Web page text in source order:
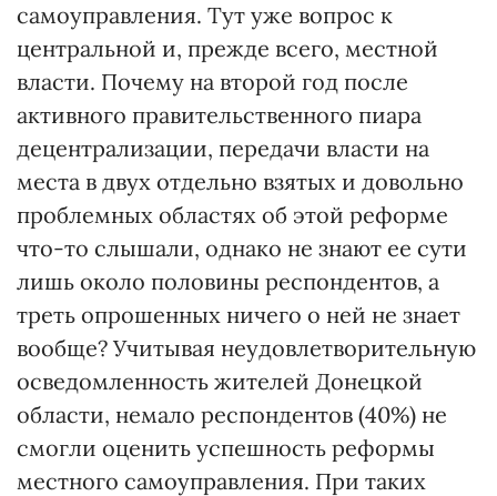
самоуправления. Тут уже вопрос к
центральной и, прежде всего, местной
власти. Почему на второй год после
активного правительственного пиара
децентрализации, передачи власти на
места в двух отдельно взятых и довольно
проблемных областях об этой реформе
что-то слышали, однако не знают ее сути
лишь около половины респондентов, а
треть опрошенных ничего о ней не знает
вообще? Учитывая неудовлетворительную
осведомленность жителей Донецкой
области, немало респондентов (40%) не
смогли оценить успешность реформы
местного самоуправления. При таких